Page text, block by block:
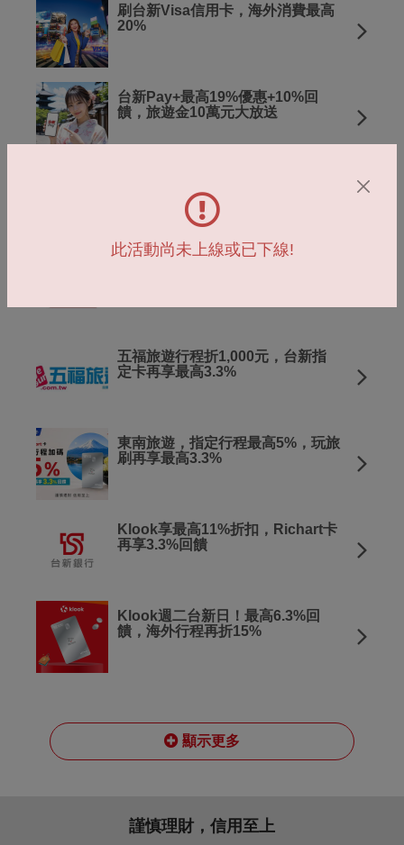
刷台新Visa信用卡，海外消費最高
20%
台新Pay+最高19%優惠+10%回
饋，旅遊金10萬元大放送
Richart卡再享最高2%
五福旅遊行程折1,000元，台新指
定卡再享最高3.3%
東南旅遊，指定行程最高5%，玩旅
刷再享最高3.3%
Klook享最高11%折扣，Richart卡
再享3.3%回饋
Klook週二台新日！最高6.3%回
饋，海外行程再折15%
顯示更多
此活動尚未上線或已下線!
謹慎理財，信用至上